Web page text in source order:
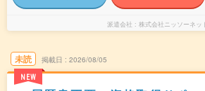
派遣会社 株式会社ニッソーネッ
未読
NEW
掲載日 2026/08/05